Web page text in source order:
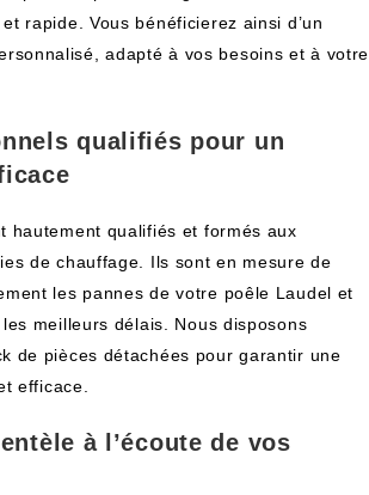
rapide. Vous bénéficierez ainsi d’un
adapté à vos besoins et à votre
qualifiés pour un
hautement qualifiés et formés aux
de chauffage. Ils sont en mesure de
les pannes de votre poêle Laudel et
meilleurs délais. Nous disposons
de pièces détachées pour garantir une
efficace.
à l’écoute de vos